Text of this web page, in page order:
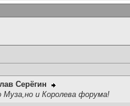
Серёгин
Муза,но и Королева форума!